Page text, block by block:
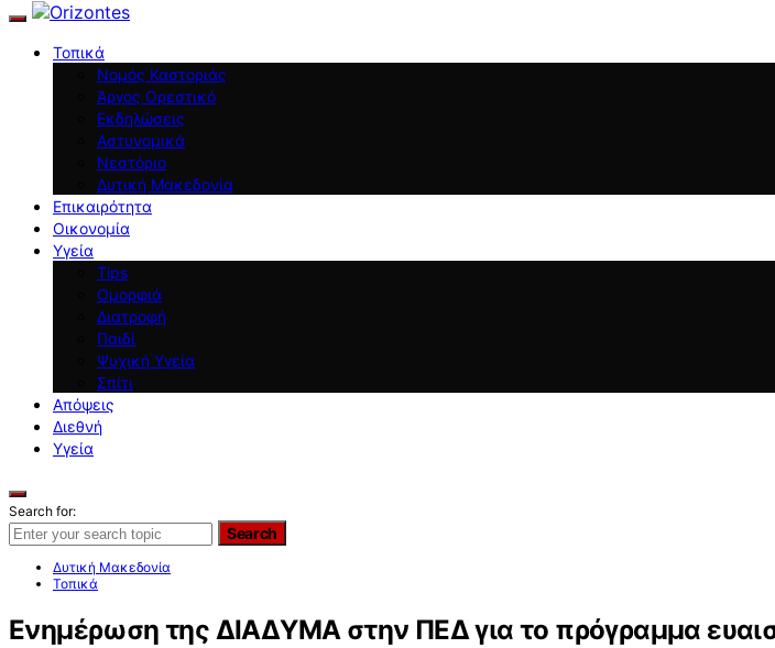
Τοπικά
Νομός Καστοριάς
Άργος Ορεστικό
Εκδηλώσεις
Αστυνομικά
Νεστόριο
Δυτική Μακεδονία
Επικαιρότητα
Οικονομία
Υγεία
Tips
Ομορφιά
Διατροφή
Παιδί
Ψυχική Υγεία
Σπίτι
Απόψεις
Διεθνή
Υγεία
Search for:
Search
Δυτική Μακεδονία
Τοπικά
Ενημέρωση της ΔΙΑΔΥΜΑ στην ΠΕΔ για το πρόγραμμα